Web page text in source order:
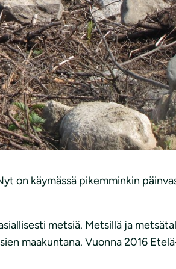
energiantuotannon lisäksi
joita mainostetaan
esimerkiksi perinteisiä
saada käsitystä”, sanoo
siirryttäisiin
on käymässä pikemminkin
metsiä. Metsillä ja
maakuntana. Vuonna 2016